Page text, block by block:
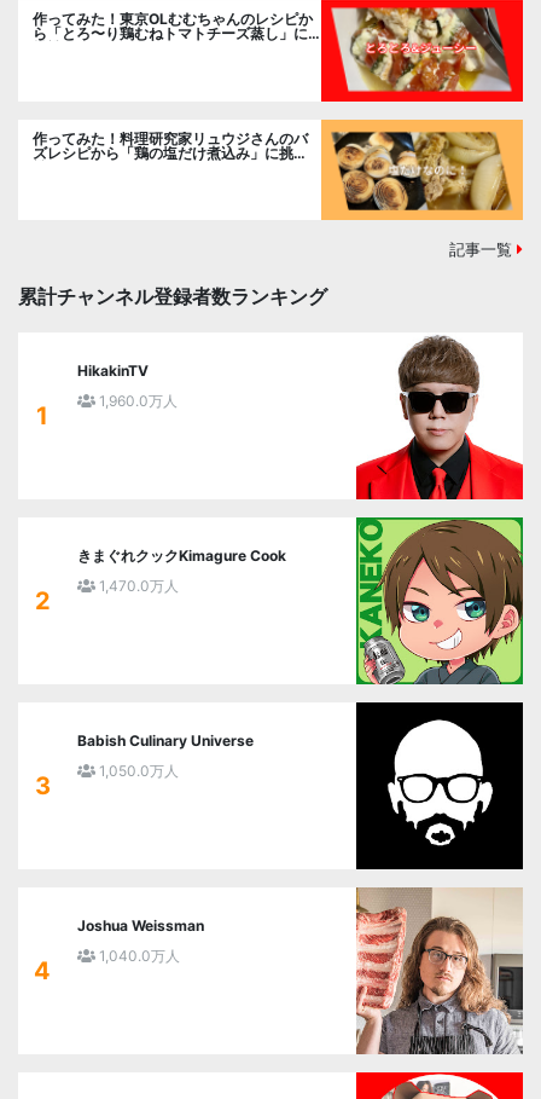
作ってみた！東京OLむむちゃんのレシピか
ら「とろ〜り鶏むねトマトチーズ蒸し」に
作ってみた！料理研究家リュウジさんのバ
ズレシピから「鶏の塩だけ煮込み」に挑
記事一覧
累計チャンネル登録者数ランキング
1
HikakinTV
1,960.0万人
2
きまぐれクックKimagure Cook
1,470.0万人
3
Babish Culinary Universe
1,050.0万人
4
Joshua Weissman
1,040.0万人